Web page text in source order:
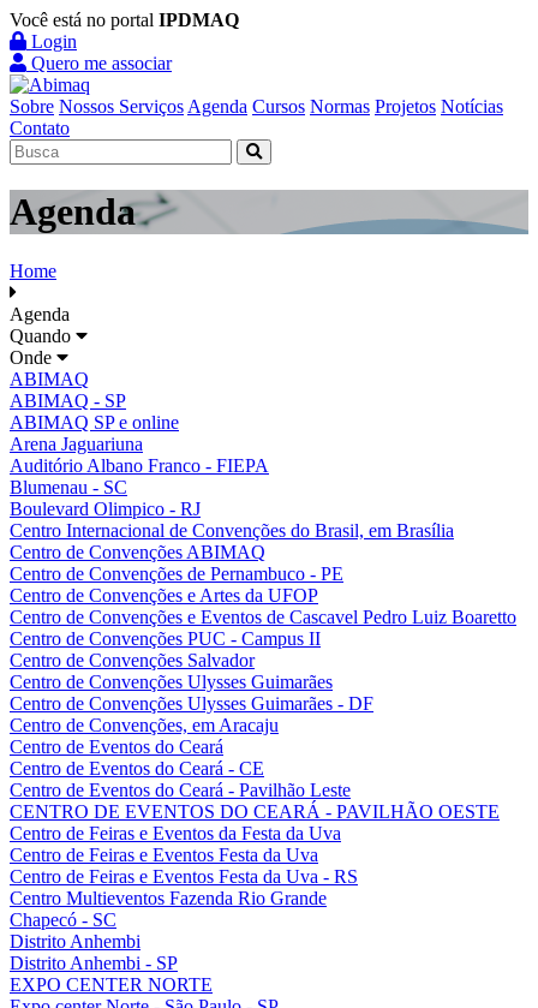
Você está no portal IPDMAQ
Login
Quero me associar
Sobre Nossos Serviços Agenda Cursos Normas Projetos Notícias
Contato
Agenda
Home
Agenda
Quando
Onde
ABIMAQ
ABIMAQ - SP
ABIMAQ SP e online
Arena Jaguariuna
Auditório Albano Franco - FIEPA
Blumenau - SC
Boulevard Olimpico - RJ
Centro Internacional de Convenções do Brasil, em Brasília
Centro de Convenções ABIMAQ
Centro de Convenções de Pernambuco - PE
Centro de Convenções e Artes da UFOP
Centro de Convenções e Eventos de Cascavel Pedro Luiz Boaretto
Centro de Convenções PUC - Campus II
Centro de Convenções Salvador
Centro de Convenções Ulysses Guimarães
Centro de Convenções Ulysses Guimarães - DF
Centro de Convenções, em Aracaju
Centro de Eventos do Ceará
Centro de Eventos do Ceará - CE
Centro de Eventos do Ceará - Pavilhão Leste
CENTRO DE EVENTOS DO CEARÁ - PAVILHÃO OESTE
Centro de Feiras e Eventos da Festa da Uva
Centro de Feiras e Eventos Festa da Uva
Centro de Feiras e Eventos Festa da Uva - RS
Centro Multieventos Fazenda Rio Grande
Chapecó - SC
Distrito Anhembi
Distrito Anhembi - SP
EXPO CENTER NORTE